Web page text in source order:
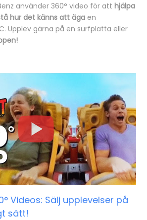
använder 360° video för atthjälpa
hur det känns att äga en
Upplev gärna på en surfplatta eller
Videos: Sälj upplevelser på
sätt!